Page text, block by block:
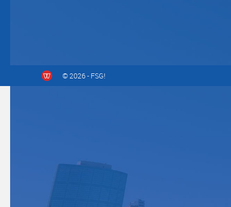
© 2026 - FSG!